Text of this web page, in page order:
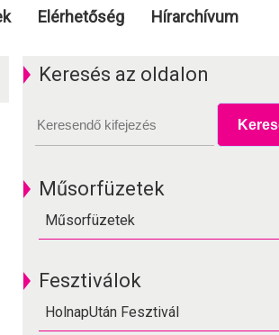
Elérhetőség Hírarchívum
Keresés az oldalon
Műsorfüzetek
Műsorfüzetek
Fesztiválok
HolnapUtán Fesztivál